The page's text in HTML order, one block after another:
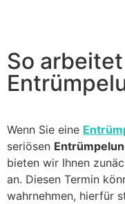
blank
So
Wenn Sie eine
seriösen
bieten wir Ihnen
an. Diesen Termin
wahrnehmen, hierfür